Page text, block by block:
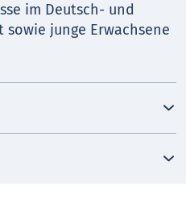
im Deutsch- und
junge Erwachsene